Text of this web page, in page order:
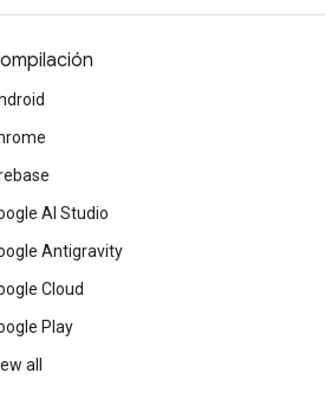
AI Studio
Antigravity
Cloud
Play
all